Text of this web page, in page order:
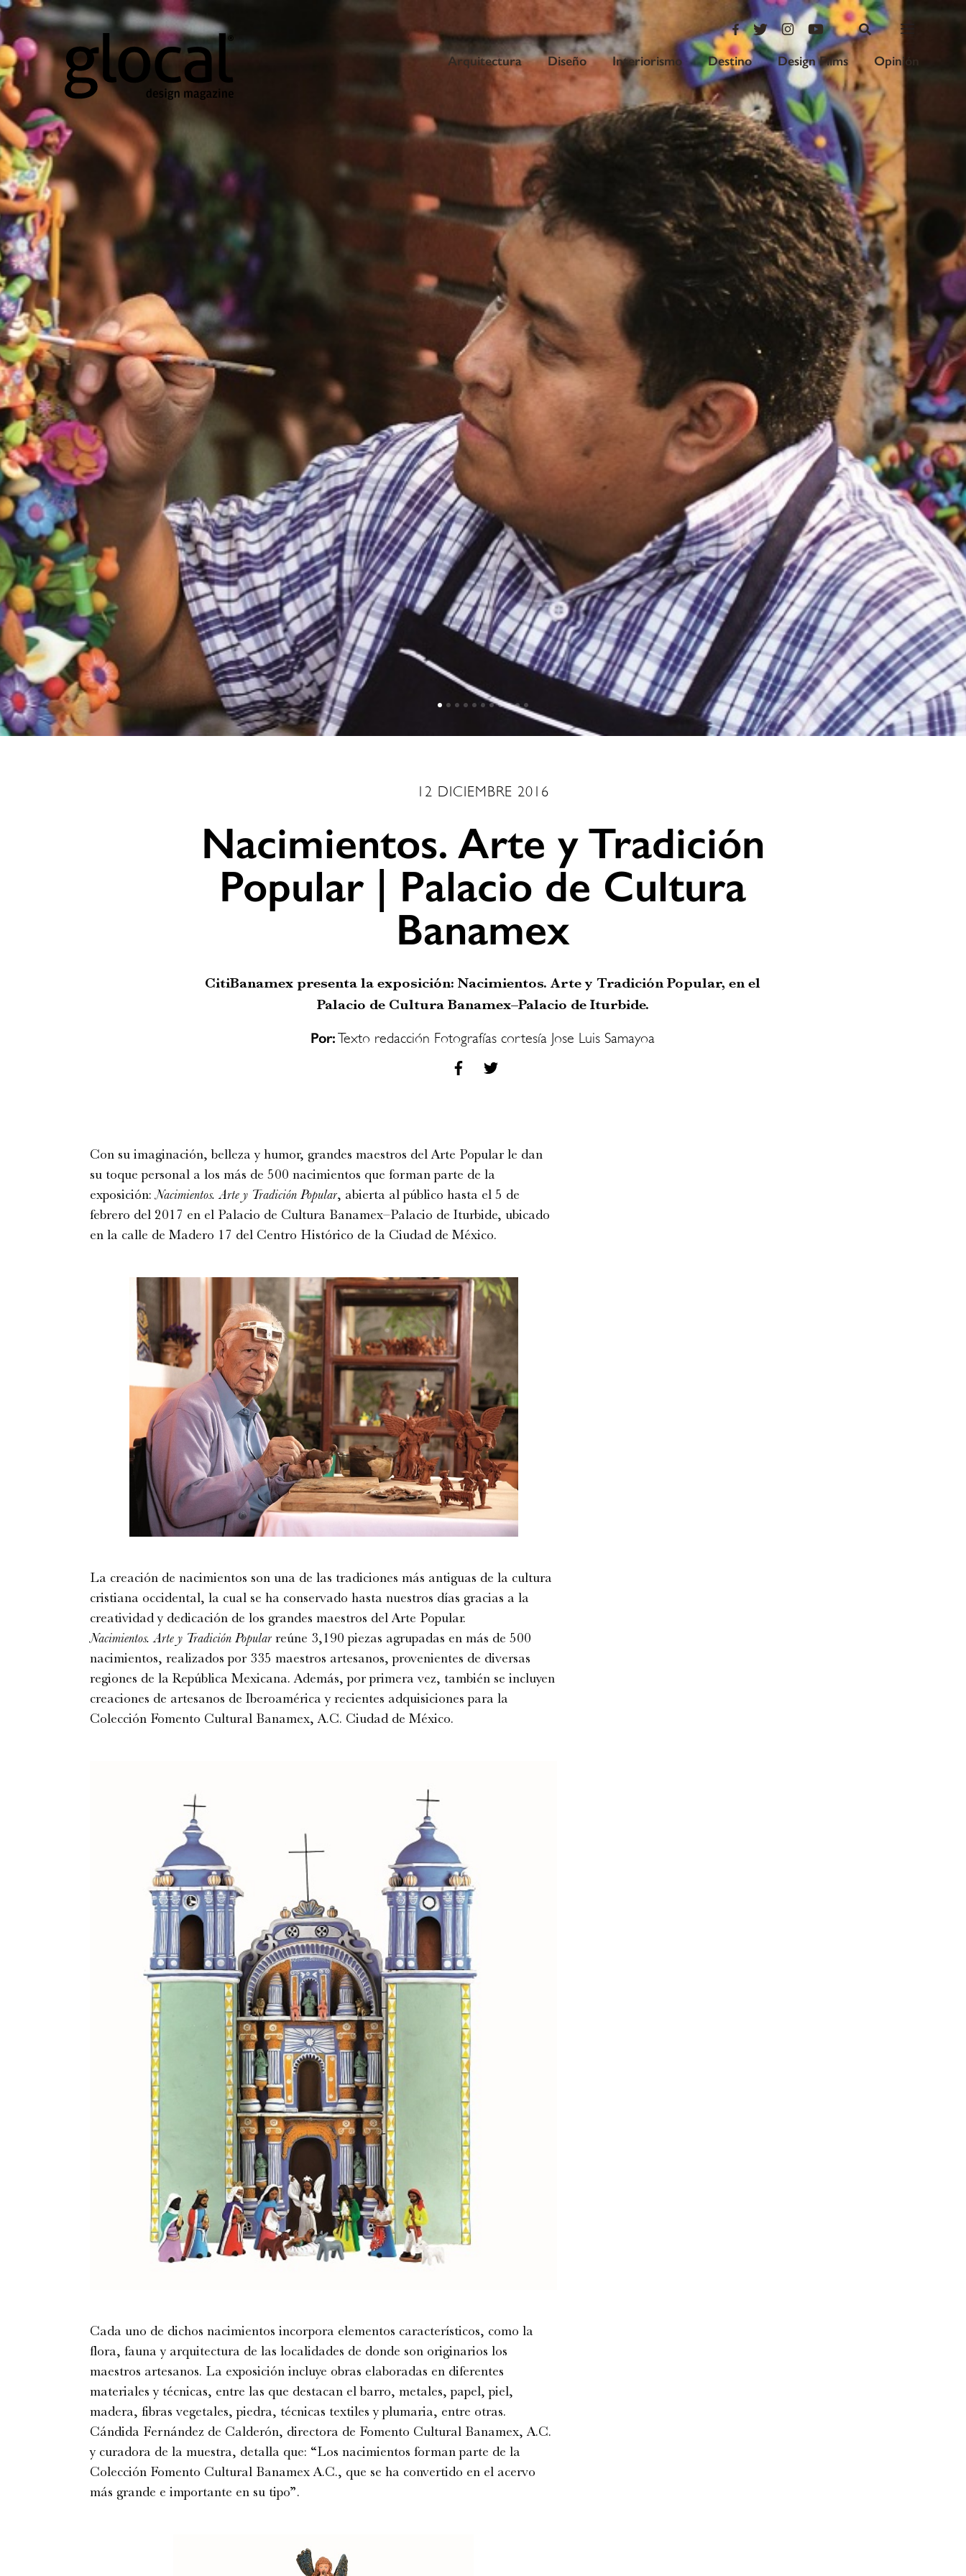
Arquitectura Diseño Interiorismo Destino Design Films Opinión
12 DICIEMBRE 2016
Nacimientos. Arte y Tradición
Popular | Palacio de Cultura
Banamex
CitiBanamex presenta la exposición: Nacimientos. Arte y Tradición Popular, en el
Palacio de Cultura Banamex–Palacio de Iturbide.
Por:Texto redacción Fotografías cortesía Jose Luis Samayoa
Con su imaginación, belleza y humor, grandes maestros del Arte Popular le dan
su toque personal a los más de 500 nacimientos que forman parte de la
exposición:Nacimientos. Arte y Tradición Popular, abierta al público hasta el 5 de
febrero del 2017 en el Palacio de Cultura Banamex–Palacio de Iturbide, ubicado
en la calle de Madero 17 del Centro Histórico de la Ciudad de México.
La creación de nacimientos son una de las tradiciones más antiguas de la cultura
cristiana occidental, la cual se ha conservado hasta nuestros días gracias a la
creatividad y dedicación de los grandes maestros del Arte Popular.
Nacimientos. Arte y Tradición Popularreúne 3,190 piezas agrupadas en más de 500
nacimientos, realizados por 335 maestros artesanos, provenientes de diversas
regiones de la República Mexicana. Además, por primera vez, también se incluyen
creaciones de artesanos de Iberoamérica y recientes adquisiciones para la
Colección Fomento Cultural Banamex, A.C. Ciudad de México.
Cada uno de dichos nacimientos incorpora elementos característicos, como la
flora, fauna y arquitectura de las localidades de donde son originarios los
maestros artesanos. La exposición incluye obras elaboradas en diferentes
materiales y técnicas, entre las que destacan el barro, metales, papel, piel,
madera, fibras vegetales, piedra, técnicas textiles y plumaria, entre otras.
Cándida Fernández de Calderón, directora de Fomento Cultural Banamex, A.C.
y curadora de la muestra, detalla que: “Los nacimientos forman parte de la
Colección Fomento Cultural Banamex A.C., que se ha convertido en el acervo
más grande e importante en su tipo”.